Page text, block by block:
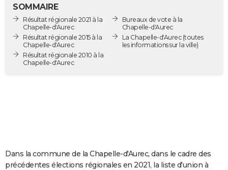
Destinations
City break
Voyage nature
Voyage de noces
Forum
Climat
GUIDES D'ACHAT
BONS PLANS
S'inscrire
Se connecter
Lycées
Collèges
Primaires
Universités
Entreprises
Service militaire
Avis de recherche
AVIS DE DÉCÈS
SOMMAIRE
Résultat régionale 2021 à la
Chapelle-d'Aurec
Résultat régionale 2015 à la
Chapelle-d'Aurec
Résultat régionale 2010 à la
Chapelle-d'Aurec
Bureaux de vote à la
Chapelle-d'Aurec
La Chapelle-d'Aurec(toutes
les informations sur la ville)
Dans la commune de la Chapelle-d'Aurec, dans le cadre des
précédentes élections régionales en 2021, la liste d'union à